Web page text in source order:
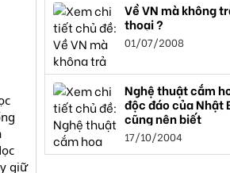
giữ
Về VN mà không
thoại ?
01/07/2008
Nghệ thuật cắm
độc đáo của Nhật
cũng nên biết
17/10/2004